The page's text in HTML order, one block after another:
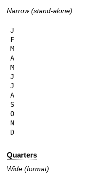
Narrow (stand-alone)
J
F
M
A
M
J
J
A
S
O
N
D
Quarters
Wide (format)